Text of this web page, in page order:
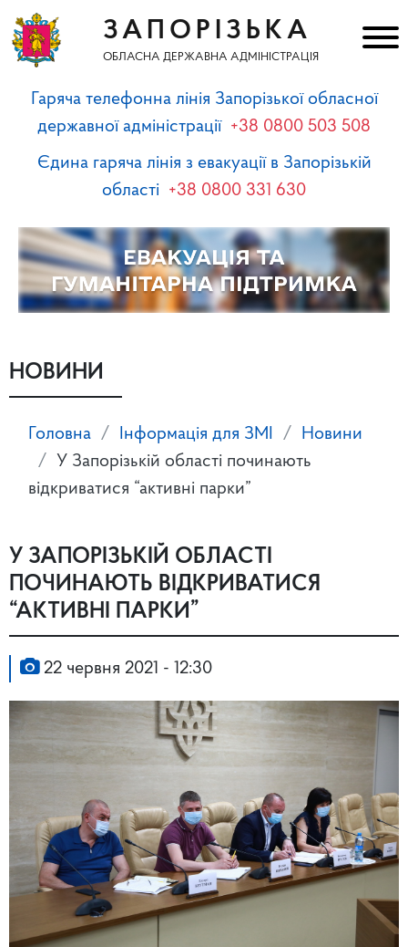
ЗАПОРІЗЬКА
ОБЛАСНА ДЕРЖАВНА АДМІНІСТРАЦІЯ
Гаряча телефонна лінія Запорізької обласної
державної адміністрації +38 0800 503 508
Єдина гаряча лінія з евакуації в Запорізькій
області +38 0800 331 630
НОВИНИ
Головна Інформація для ЗМІ
Новини
У Запорізькій області починають
відкриватися “активні парки”
У ЗАПОРІЗЬКІЙ ОБЛАСТІ
ПОЧИНАЮТЬ ВІДКРИВАТИСЯ
“АКТИВНІ ПАРКИ”
22 червня 2021 - 12:30